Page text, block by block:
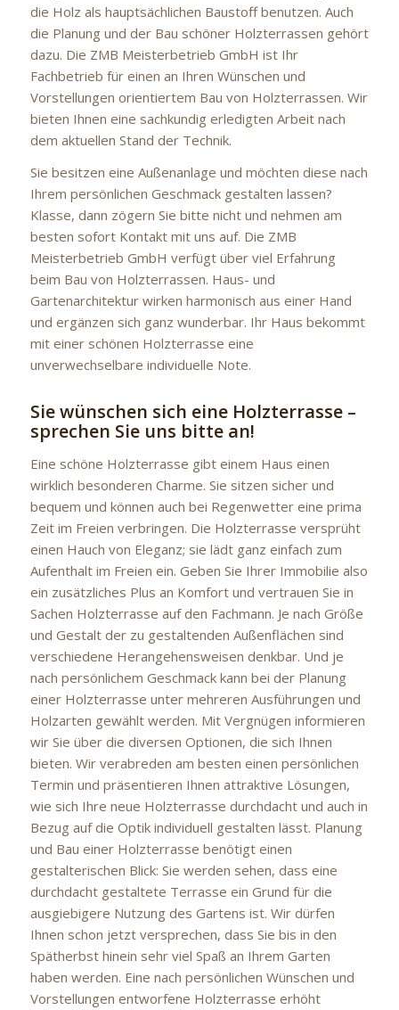
die Holz als hauptsächlichen Baustoff benutzen. Auch
die Planung und der Bau schöner Holzterrassen gehört
dazu. Die ZMB Meisterbetrieb GmbH ist Ihr
Fachbetrieb für einen an Ihren Wünschen und
Vorstellungen orientiertem Bau von Holzterrassen. Wir
bieten Ihnen eine sachkundig erledigten Arbeit nach
dem aktuellen Stand der Technik.
Sie besitzen eine Außenanlage und möchten diese nach
Ihrem persönlichen Geschmack gestalten lassen?
Klasse, dann zögern Sie bitte nicht und nehmen am
besten sofort Kontakt mit uns auf. Die ZMB
Meisterbetrieb GmbH verfügt über viel Erfahrung
beim Bau von Holzterrassen. Haus- und
Gartenarchitektur wirken harmonisch aus einer Hand
und ergänzen sich ganz wunderbar. Ihr Haus bekommt
mit einer schönen Holzterrasse eine
unverwechselbare individuelle Note.
Sie wünschen sich eine Holzterrasse –
sprechen Sie uns bitte an!
Eine schöne Holzterrasse gibt einem Haus einen
wirklich besonderen Charme. Sie sitzen sicher und
bequem und können auch bei Regenwetter eine prima
Zeit im Freien verbringen. Die Holzterrasse versprüht
einen Hauch von Eleganz; sie lädt ganz einfach zum
Aufenthalt im Freien ein. Geben Sie Ihrer Immobilie also
ein zusätzliches Plus an Komfort und vertrauen Sie in
Sachen Holzterrasse auf den Fachmann. Je nach Größe
und Gestalt der zu gestaltenden Außenflächen sind
verschiedene Herangehensweisen denkbar. Und je
nach persönlichem Geschmack kann bei der Planung
einer Holzterrasse unter mehreren Ausführungen und
Holzarten gewählt werden. Mit Vergnügen informieren
wir Sie über die diversen Optionen, die sich Ihnen
bieten. Wir verabreden am besten einen persönlichen
Termin und präsentieren Ihnen attraktive Lösungen,
wie sich Ihre neue Holzterrasse durchdacht und auch in
Bezug auf die Optik individuell gestalten lässt. Planung
und Bau einer Holzterrasse benötigt einen
gestalterischen Blick: Sie werden sehen, dass eine
durchdacht gestaltete Terrasse ein Grund für die
ausgiebigere Nutzung des Gartens ist. Wir dürfen
Ihnen schon jetzt versprechen, dass Sie bis in den
Spätherbst hinein sehr viel Spaß an Ihrem Garten
haben werden. Eine nach persönlichen Wünschen und
Vorstellungen entworfene Holzterrasse erhöht